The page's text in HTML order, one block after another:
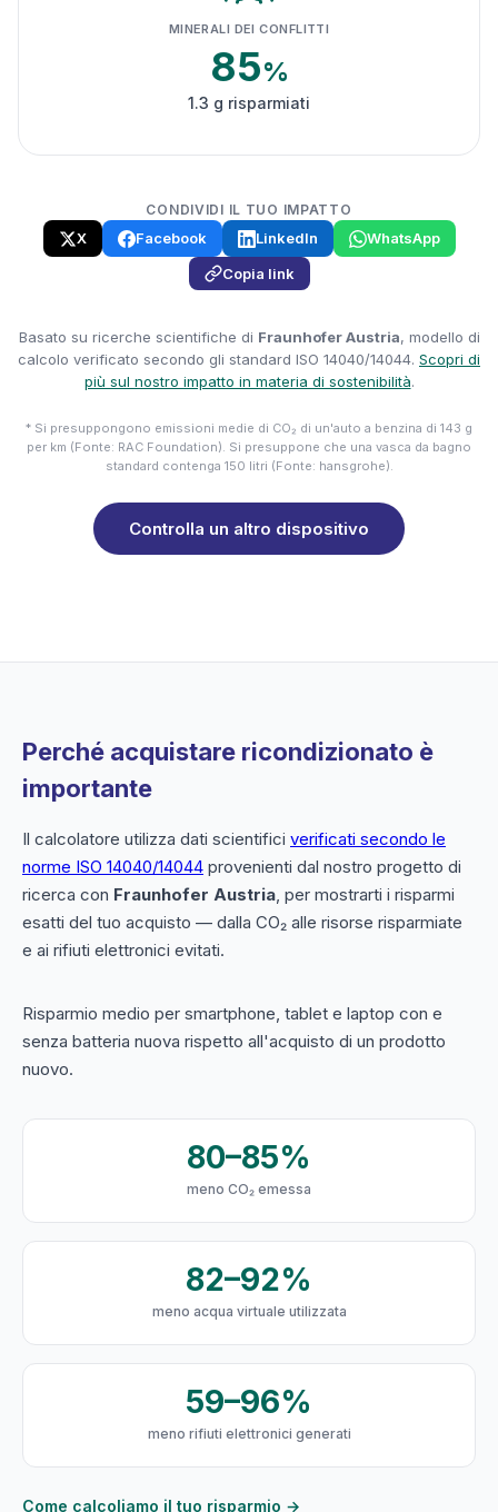
MINERALI DEI CONFLITTI
85%
1.3 g risparmiati
CONDIVIDI IL TUO IMPATTO
X Facebook LinkedIn
WhatsApp
Copia link
Basato su ricerche scientifiche di Fraunhofer Austria, modello di
calcolo verificato secondo gli standard ISO 14040/14044. Scopri di
più sul nostro impatto in materia di sostenibilità.
* Si presuppongono emissioni medie di CO₂ di un'auto a benzina di 143 g
per km (Fonte: RAC Foundation). Si presuppone che una vasca da bagno
standard contenga 150 litri (Fonte: hansgrohe).
Controlla un altro dispositivo
Perché acquistare ricondizionato è
importante
Il calcolatore utilizza dati scientifici verificati secondo le
norme ISO 14040/14044 provenienti dal nostro progetto di
ricerca con Fraunhofer Austria, per mostrarti i risparmi
esatti del tuo acquisto — dalla CO₂ alle risorse risparmiate
e ai rifiuti elettronici evitati.
Risparmio medio per smartphone, tablet e laptop con e
senza batteria nuova rispetto all'acquisto di un prodotto
nuovo.
80–85%
meno CO₂ emessa
82–92%
meno acqua virtuale utilizzata
59–96%
meno rifiuti elettronici generati
Come calcoliamo il tuo risparmio →